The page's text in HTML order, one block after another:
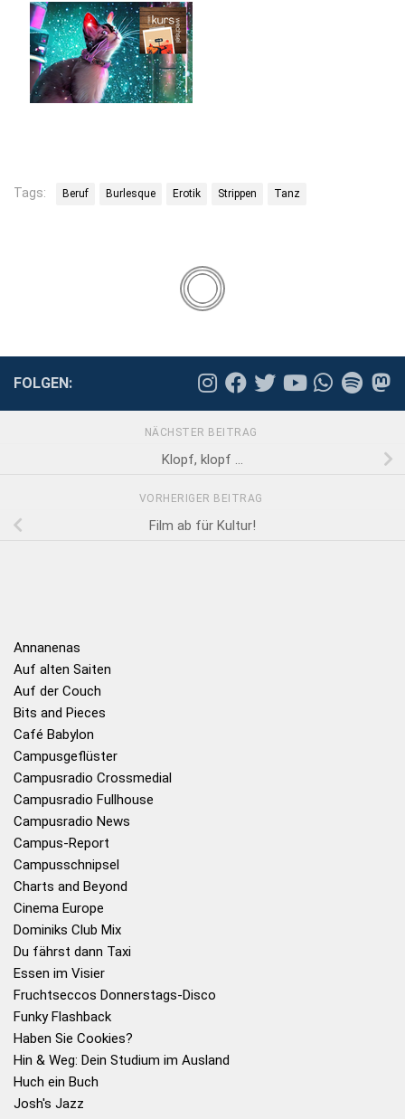
Tags: Beruf Burlesque Erotik Strippen Tanz
FOLGEN:
NÄCHSTER BEITRAG
Klopf, klopf …
VORHERIGER BEITRAG
Film ab für Kultur!
Annanenas
Auf alten Saiten
Auf der Couch
Bits and Pieces
Café Babylon
Campusgeflüster
Campusradio Crossmedial
Campusradio Fullhouse
Campusradio News
Campus-Report
Campusschnipsel
Charts and Beyond
Cinema Europe
Dominiks Club Mix
Du fährst dann Taxi
Essen im Visier
Fruchtseccos Donnerstags-Disco
Funky Flashback
Haben Sie Cookies?
Hin & Weg: Dein Studium im Ausland
Huch ein Buch
Josh's Jazz